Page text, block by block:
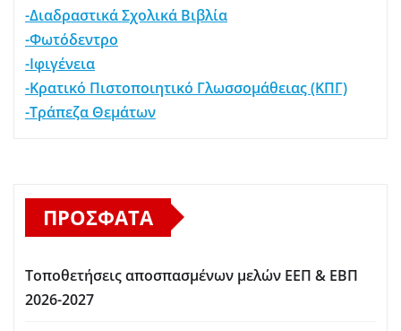
-Διαδραστικά Σχολικά Βιβλία
-Φωτόδεντρο
-Ιφιγένεια
-Κρατικό Πιστοποιητικό Γλωσσομάθειας (ΚΠΓ)
-Τράπεζα Θεμάτων
ΠΡΌΣΦΑΤΑ
Τοποθετήσεις αποσπασμένων μελών ΕΕΠ & ΕΒΠ
2026-2027